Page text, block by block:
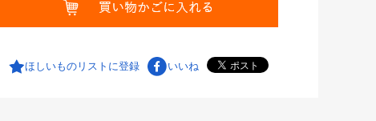
ほしいものリストに登録 いいね